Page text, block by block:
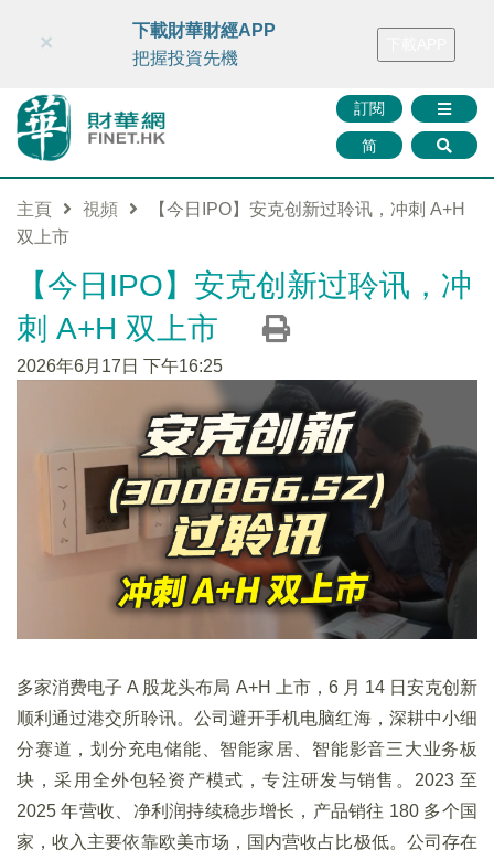
財華智庫網 FINTV FINMETA 財華證券 媒體矩陣
訂閱
简
×
下載財華財經APP
把握投資先機
主頁 視頻
【今日IPO】安克创新过聆讯，冲刺 A+H
双上市
【今日IPO】安克创新过聆讯，冲
刺 A+H 双上市
2026年6月17日 下午16:25
多家消费电子 A 股龙头布局 A+H 上市，6 月 14 日安克创新
顺利通过港交所聆讯。公司避开手机电脑红海，深耕中小细
分赛道，划分充电储能、智能家居、智能影音三大业务板
块，采用全外包轻资产模式，专注研发与销售。2023 至
2025 年营收、净利润持续稳步增长，产品销往 180 多个国
家，收入主要依靠欧美市场，国内营收占比极低。公司存在